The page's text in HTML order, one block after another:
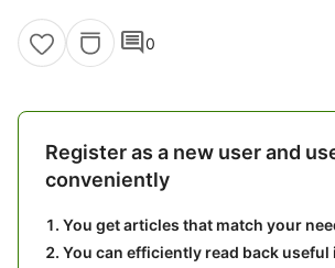
comment0
Register as a new user and
conveniently
You get articles that match your
You can efficiently read back